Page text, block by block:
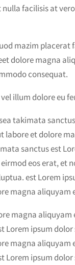
facilisis at
mazim placerat
dolore magna
consequat.
illum dolore eu
takimata
et dolore
sanctus est
eos erat, et
est Lorem
magna aliquyam
magna aliquyam
Lorem ipsum
magna aliquyam
Lorem ipsum